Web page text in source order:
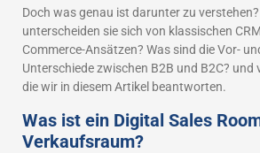
Doch was genau ist darunter zu
unterscheiden sie sich von klassischen
Commerce-Ansätzen? Was sind die Vor-
Unterschiede zwischen B2B und B2C? und
die wir in diesem Artikel beantworten.
Was ist ein Digital Sales
Verkaufsraum?